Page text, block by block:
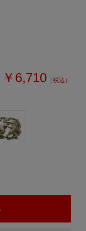
￥6,710 （税込）